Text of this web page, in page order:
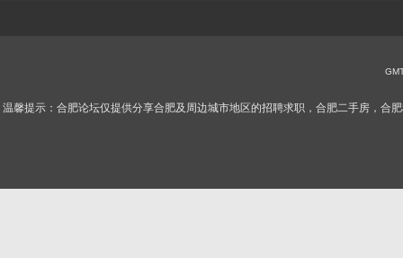
温馨提示：合肥论坛仅提供分享合肥及周边城市地区的招聘求职，合肥二手房，合